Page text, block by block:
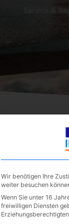
Service &
Wir benötigen Ihre
weiter besuchen
Wenn Sie unter 16
freiwilligen Diensten